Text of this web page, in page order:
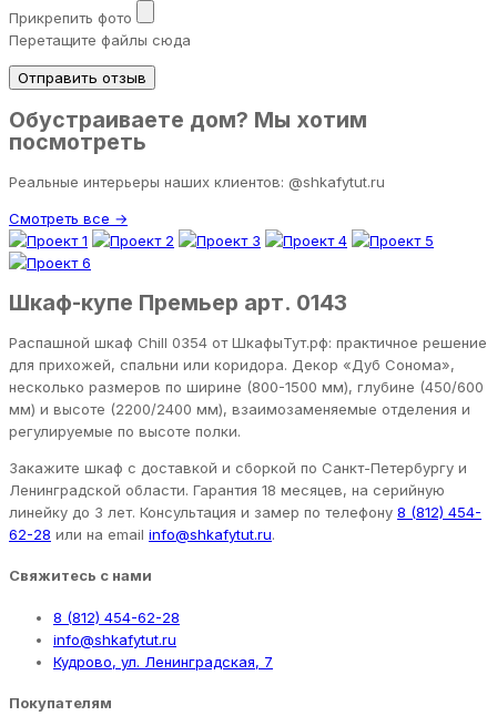
Прикрепить фото
Перетащите файлы сюда
Отправить отзыв
Обустраиваете дом? Мы хотим
посмотреть
Реальные интерьеры наших клиентов: @shkafytut.ru
Смотреть все →
Шкаф-купе Премьер арт. 0143
Распашной шкаф Chill 0354 от ШкафыТут.рф: практичное решение
для прихожей, спальни или коридора. Декор «Дуб Сонома»,
несколько размеров по ширине (800-1500 мм), глубине (450/600
мм) и высоте (2200/2400 мм), взаимозаменяемые отделения и
регулируемые по высоте полки.
Закажите шкаф с доставкой и сборкой по Санкт-Петербургу и
Ленинградской области. Гарантия 18 месяцев, на серийную
линейку до 3 лет. Консультация и замер по телефону 8 (812) 454-
62-28 или на email info@shkafytut.ru.
Свяжитесь с нами
8 (812) 454-62-28
info@shkafytut.ru
Кудрово, ул. Ленинградская, 7
Покупателям